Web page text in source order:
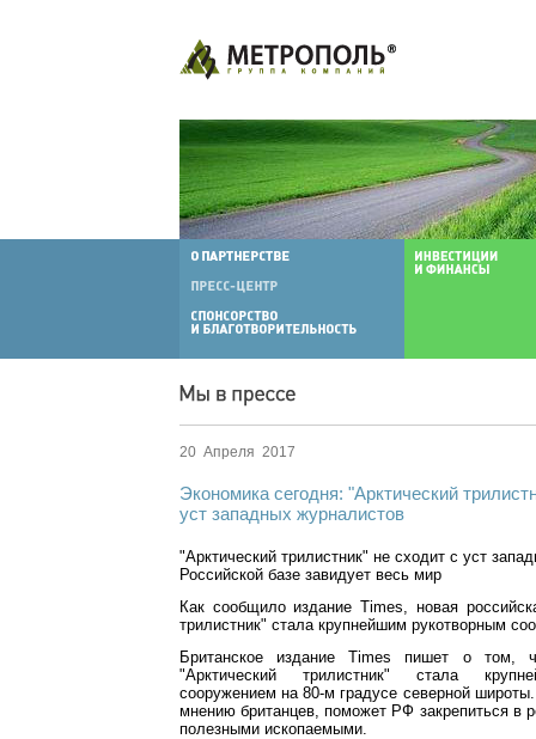
20 Апреля 2017
Экономика сегодня: "Арктический
уст западных журналистов
"Арктический трилистник" не сходит с уст
Российской базе завидует весь мир
Как сообщило издание Times, новая
трилистник" стала крупнейшим рукотворным
Британское издание Times пишет о том,
"Арктический трилистник" стала
сооружением на 80-м градусе северной
мнению британцев, поможет РФ закрепиться в
полезными ископаемыми.